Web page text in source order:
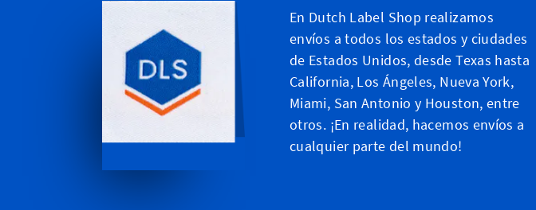
En Dutch Label Shop realizamos
envíos a todos los estados y ciudades
de Estados Unidos, desde Texas hasta
California, Los Ángeles, Nueva York,
Miami, San Antonio y Houston, entre
otros. ¡En realidad, hacemos envíos a
cualquier parte del mundo!